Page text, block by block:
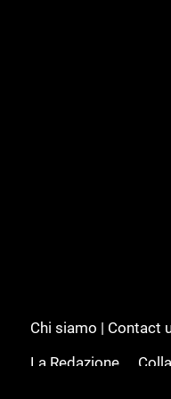
Chi siamo | Contact
La Redazione